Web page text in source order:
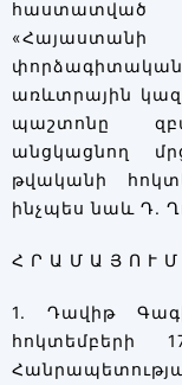
հաստատված
առևտրային
պաշտոնը
անցկացնող
թվականի
ինչպես նաև Դ.
Հ Ր Ա Մ Ա Յ Ո Ւ Մ
1. Դավիթ
հոկտեմբերի